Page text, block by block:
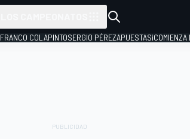
FRANCO COLAPINTOSERGIO PÉREZAPUESTAS